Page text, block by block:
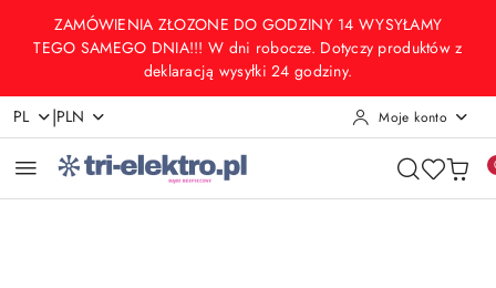
Przejdź do treści głównej
Przejdź do wyszukiwarki
Przejdź do moje konto
Przejdź do menu głównego
Przejdź do opisu produktu
Przejdź do stopki
ZAMÓWIENIA ZŁOZONE DO GODZINY 14 WYSYŁAMY
TEGO SAMEGO DNIA!!! W dni robocze. Dotyczy produktów z
deklaracją wysyłki 24 godziny.
PL |PLN Moje konto